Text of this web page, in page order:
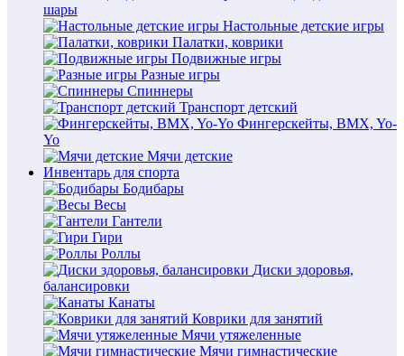
шары
Настольные детские игры
Палатки, коврики
Подвижные игры
Разные игры
Спиннеры
Транспорт детский
Фингерскейты, BMX, Yo-
Yo
Мячи детские
Инвентарь для спорта
Бодибары
Весы
Гантели
Гири
Роллы
Диски здоровья,
балансировки
Канаты
Коврики для занятий
Мячи утяжеленные
Мячи гимнастические